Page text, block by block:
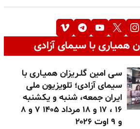
همیاری با سیمای آزادی
سـی امین گلـریزان همیـاری با
سیمای آزادی؛ تلویزیون ملی
ایران جمعه، شنبه و یکشنبه
۱۶ ، ۱۷ و ۱۸ مرداد ۱۴۰۵ ۷ و ۸
و ۹ اوت ۲۰۲۶